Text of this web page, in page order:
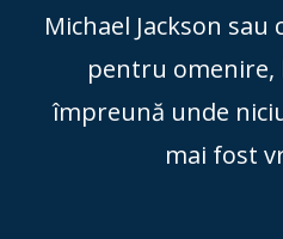
Michael Jackson
pentru omenire,
împreună unde
mai fost